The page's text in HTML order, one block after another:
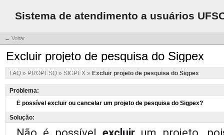
Sistema de atendimento a usuários
← Voltar
Excluir projeto de pesquisa do Sigpex
FAQ » PROPESQ » SIGPEX » Excluir projeto de pesquisa do Sigpex
Problema:
Solução: